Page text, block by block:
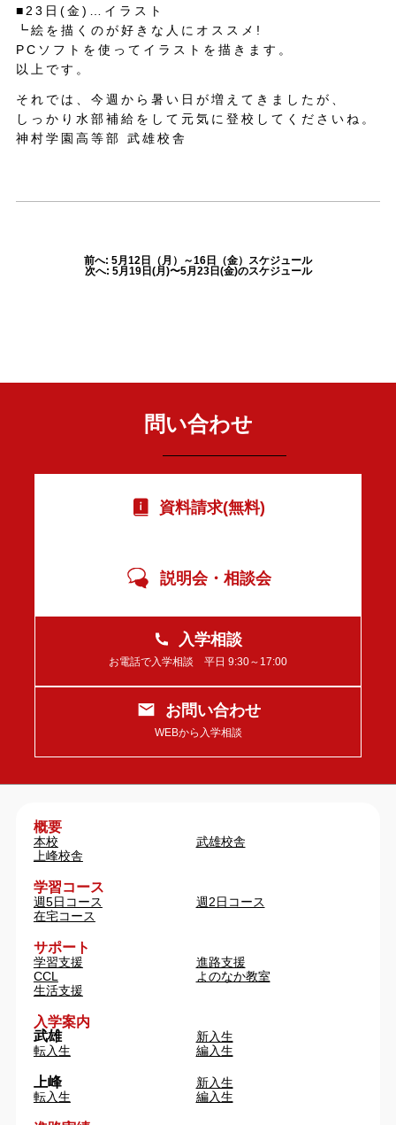
■23日(金)…イラスト
┗絵を描くのが好きな人にオススメ!
PCソフトを使ってイラストを描きます。
以上です。
それでは、今週から暑い日が増えてきましたが、
しっかり水部補給をして元気に登校してくださいね。
神村学園高等部 武雄校舎
前へ: 5月12日（月）～16日（金）スケジュール
次へ: 5月19日(月)〜5月23日(金)のスケジュール
問い合わせ
資料請求(無料)
説明会・相談会
入学相談
お電話で入学相談 平日 9:30～17:00
お問い合わせ
WEBから入学相談
概要
本校
武雄校舎
上峰校舎
学習コース
週5日コース
週2日コース
在宅コース
サポート
学習支援
進路支援
CCL
よのなか教室
生活支援
入学案内
武雄
新入生
転入生
編入生
上峰
新入生
転入生
編入生